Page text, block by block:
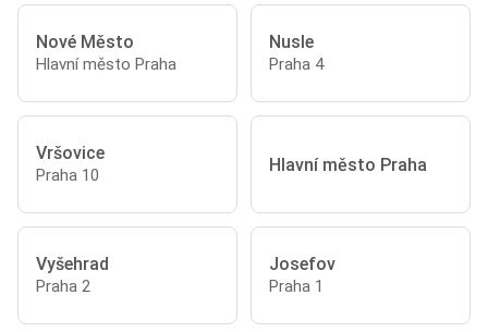
Nové Město
Hlavní město Praha
Nusle
Praha 4
Vršovice
Praha 10 Hlavní město Praha
Vyšehrad
Praha 2
Josefov
Praha 1